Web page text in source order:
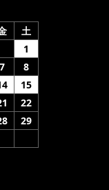
土
1
7
8
15
22
29